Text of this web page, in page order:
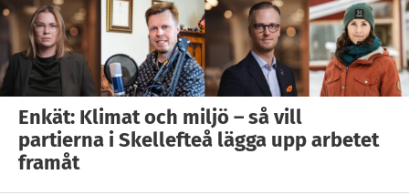
Enkät: Klimat och miljö – så vill
partierna i Skellefteå lägga upp arbetet
framåt